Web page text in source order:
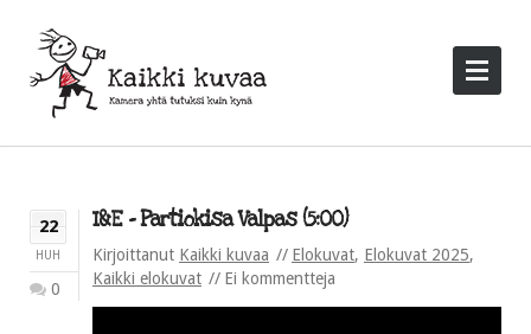
22
HUH
0
I&E – Partiokisa Valpas (5:00)
Kirjoittanut Kaikki kuvaa Elokuvat, Elokuvat 2025,
Kaikki elokuvat
Ei kommentteja